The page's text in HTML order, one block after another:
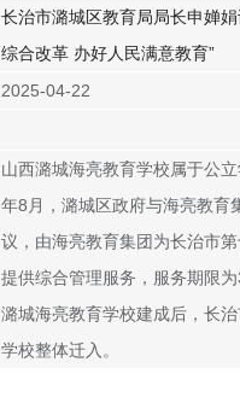
长治市潞城区教育局局长申婵
综合改革 办好人民满意教育”
2025-04-22
山西潞城海亮教育学校属于公
年8月，潞城区政府与海亮教育
议，由海亮教育集团为长治市
提供综合管理服务，服务期限
潞城海亮教育学校建成后，长
学校整体迁入。